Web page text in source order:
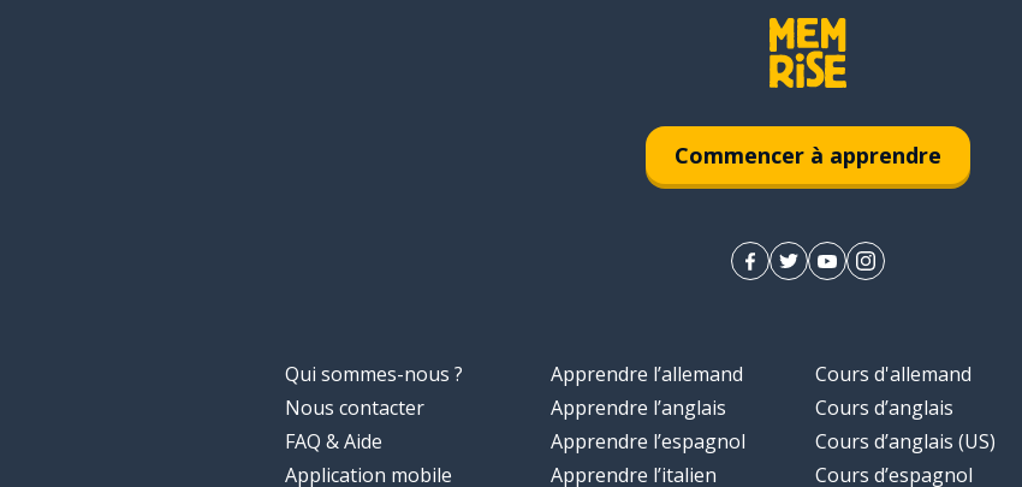
Commencer à apprendre
Qui sommes-nous ?
Nous contacter
FAQ & Aide
Application mobile
Apprendre l’allemand
Apprendre l’anglais
Apprendre l’espagnol
Apprendre l’italien
Cours d'allemand
Cours d’anglais
Cours d’anglais (US)
Cours d’espagnol